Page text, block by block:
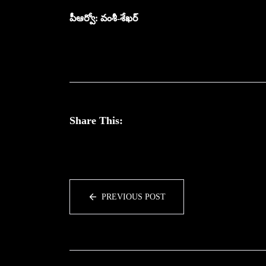
పీఆర్వో: వంశీ-శేఖర్
Share This:
PREVIOUS POST